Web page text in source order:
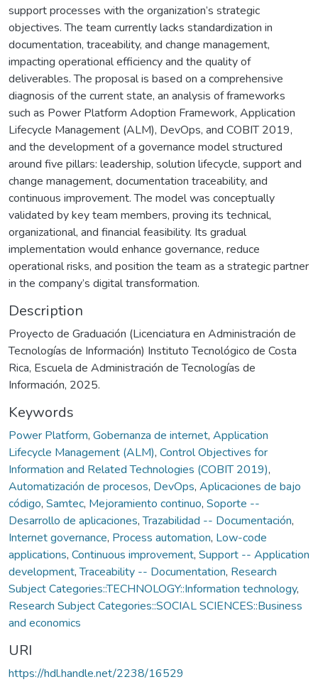
support processes with the organization’s strategic
objectives. The team currently lacks standardization in
documentation, traceability, and change management,
impacting operational efficiency and the quality of
deliverables. The proposal is based on a comprehensive
diagnosis of the current state, an analysis of frameworks
such as Power Platform Adoption Framework, Application
Lifecycle Management (ALM), DevOps, and COBIT 2019,
and the development of a governance model structured
around five pillars: leadership, solution lifecycle, support and
change management, documentation traceability, and
continuous improvement. The model was conceptually
validated by key team members, proving its technical,
organizational, and financial feasibility. Its gradual
implementation would enhance governance, reduce
operational risks, and position the team as a strategic partner
in the company’s digital transformation.
Description
Proyecto de Graduación (Licenciatura en Administración de
Tecnologías de Información) Instituto Tecnológico de Costa
Rica, Escuela de Administración de Tecnologías de
Información, 2025.
Keywords
Power Platform, Gobernanza de internet, Application
Lifecycle Management (ALM), Control Objectives for
Information and Related Technologies (COBIT 2019),
Automatización de procesos, DevOps, Aplicaciones de bajo
código, Samtec, Mejoramiento continuo, Soporte --
Desarrollo de aplicaciones,Trazabilidad -- Documentación,
Internet governance, Process automation, Low-code
applications, Continuous improvement, Support -- Application
development,Traceability -- Documentation, Research
Subject Categories::TECHNOLOGY::Information technology,
Research Subject Categories::SOCIAL SCIENCES::Business
and economics
URI
https://hdl.handle.net/2238/16529